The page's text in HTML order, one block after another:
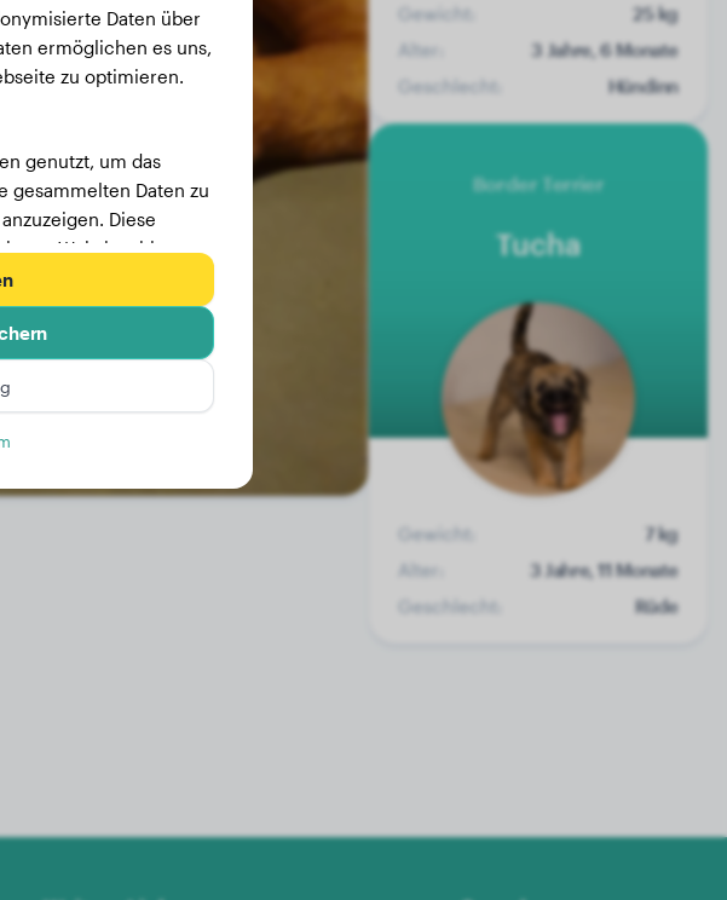
Gewicht:
25 kg
Alter:
3 Jahre, 6 Monate
Geschlecht:
Hündinn
Border Terrier
Tucha
Gewicht:
7 kg
Alter:
3 Jahre, 11 Monate
Geschlecht:
Rüde
Daten über
ermöglichen es uns,
zu optimieren.
genutzt, um das
gesammelten Daten zu
Diese
Websites hinweg